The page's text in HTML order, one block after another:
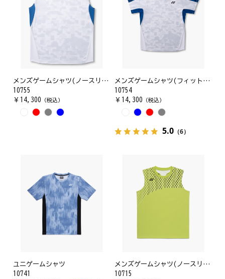
メンズゲームシャツ(ノースリーブ)
10755
￥ 14,300 （税込）
メンズゲームシャツ(フィットスタイル)
10754
￥ 14,300 （税込）
5.0（6）
ユニゲームシャツ
10741
メンズゲームシャツ(ノースリーブ)
10715